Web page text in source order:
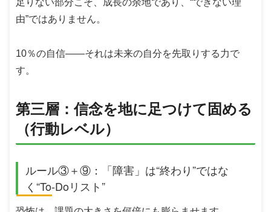
足りない部分こそ、成長の余地であり、“できない理
由”ではありません。
10％の自信――それは未来の自分を先取りする力で
す。
第三層：信念を地に足つけて固める
（行動レベル）
ルール③＋⑨：「障害」は“終わり”ではな
く“To-Doリスト”